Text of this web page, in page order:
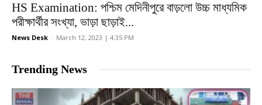
HS Examination: পশ্চিম মেদিনীপুরে বাড়লো উচ্চ মাধ্যমিক
পরীক্ষার্থীর সংখ্যা, ভাড়া ছাড়াই...
News Desk - March 12, 2023 | 4:35 PM
Trending News